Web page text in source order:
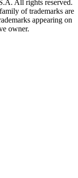
All rights reserved.
of trademarks are
appearing on
owner.